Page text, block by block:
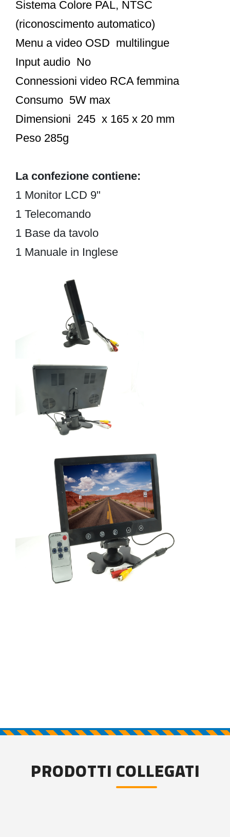
Sistema Colore PAL, NTSC
(riconoscimento automatico)
Menu a video OSD multilingue
Input audio No
Connessioni video RCA femmina
Consumo 5W max
Dimensioni 245 x 165 x 20 mm
Peso 285g
La confezione contiene:
1 Monitor LCD 9"
1 Telecomando
1 Base da tavolo
1 Manuale in Inglese
PRODOTTI COLLEGATI